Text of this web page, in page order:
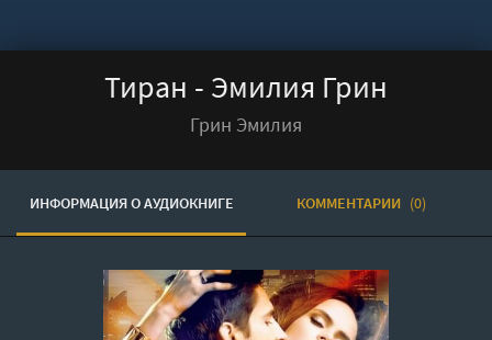
Тиран - Эмилия Грин
Грин Эмилия
ИНФОРМАЦИЯ О АУДИОКНИГЕ КОММЕНТАРИИ (0)